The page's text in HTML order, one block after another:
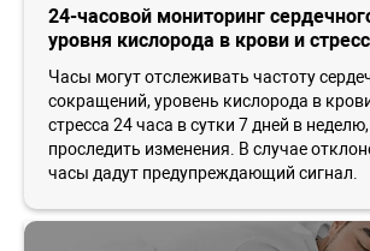
24-часовой мониторинг
уровня кислорода в крови и
Часы могут отслеживать частоту
сокращений, уровень кислорода в
стресса 24 часа в сутки 7 дней в
проследить изменения. В случае
часы дадут предупреждающий сигнал.